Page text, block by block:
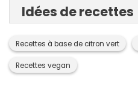
Idées de recettes
Recettes à base de citron vert
Recettes vegan